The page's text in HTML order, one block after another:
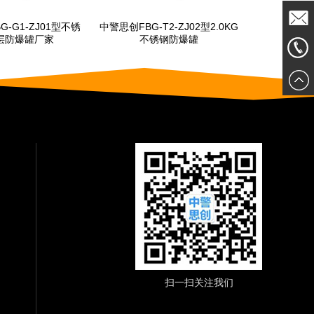
创FBG-T2-ZJ02型2.0KG
不锈钢防爆罐
中警思创FBG-G1-ZJ04型1.5KG
单层防爆罐生产厂家
中
扫一扫关注我们
发送邮
件